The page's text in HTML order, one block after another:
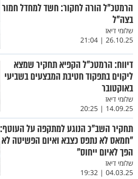
הרמטכ"ל הורה לחקור: חשד למחדל חמור
בצה"ל
שלומי דיאז
26.10.25 | 21:04
דיווח: הרמטכ"ל הקפיא תחקיר שמצא
ליקוים בתפקוד חטיבת המבצעים בשביעי
באוקטובר
שלומי דיאז
14.09.25 | 20:25
תחקיר השב"כ הנוגע למתקפה על העוטף:
"חמאס לא נתפס כצבא ואיום הפשיטה לא
הפך לאיום ייחוס"
שלומי דיאז
04.03.25 | 19:32